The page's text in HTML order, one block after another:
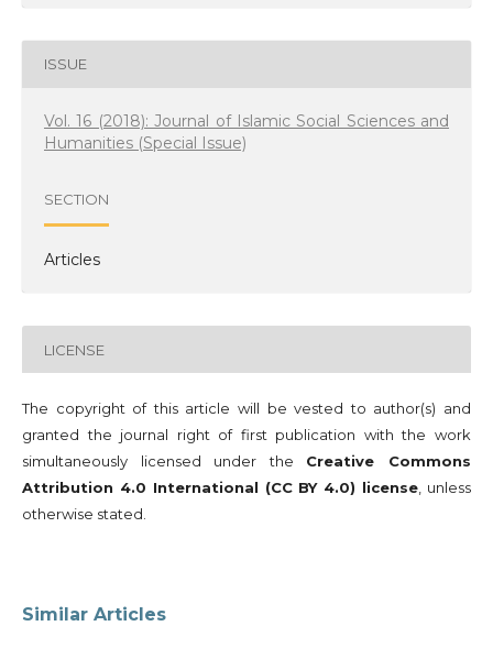
ISSUE
Vol. 16 (2018): Journal of Islamic Social Sciences and
Humanities (Special Issue)
SECTION
Articles
LICENSE
The copyright of this article will be vested to author(s) and
granted the journal right of first publication with the work
simultaneously licensed under the Creative Commons
Attribution 4.0 International (CC BY 4.0) license , unless
otherwise stated.
Similar Articles